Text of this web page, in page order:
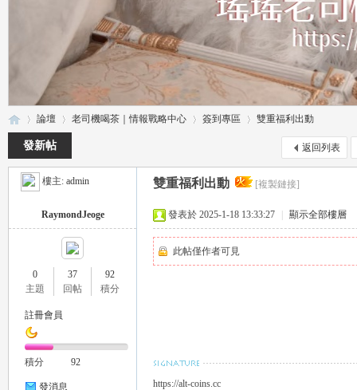
»
論壇
›
老司機喝茶｜情報戰略中心
›
簽到專區
›
雙重福利出動
返回列表
發新帖
樓主: admin 雙重福利出動 [複製鏈接]
RaymondJeoge
0
主題
37
回帖
92
積分
註冊會員
積分 92
發消息
發表於 2025-1-18 13:33:27 顯示全部樓層
此帖僅作者可見
https://alt-coins.cc